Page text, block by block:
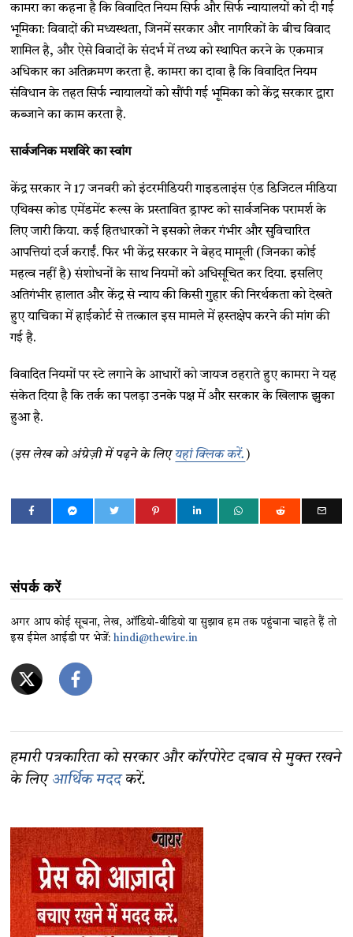
कामरा का कहना है कि विवादित नियम सिर्फ और सिर्फ न्यायालयों को दी गई
भूमिका: विवादों की मध्यस्थता, जिनमें सरकार और नागरिकों के बीच विवाद
शामिल है, और ऐसे विवादों के संदर्भ में तथ्य को स्थापित करने के एकमात्र
अधिकार का अतिक्रमण करता है. कामरा का दावा है कि विवादित नियम
संविधान के तहत सिर्फ न्यायालयों को सौंपी गई भूमिका को केंद्र सरकार द्वारा
कब्जाने का काम करता है.
सार्वजनिक मशविरे का स्वांग
केंद्र सरकार ने 17 जनवरी को इंटरमीडियरी गाइडलाइंस एंड डिजिटल मीडिया
एथिक्स कोड एमेंडमेंट रूल्स के प्रस्तावित ड्राफ्ट को सार्वजनिक परामर्श के
लिए जारी किया. कई हितधारकों ने इसको लेकर गंभीर और सुविचारित
आपत्तियां दर्ज कराईं. फिर भी केंद्र सरकार ने बेहद मामूली (जिनका कोई
महत्व नहीं है) संशोधनों के साथ नियमों को अधिसूचित कर दिया. इसलिए
अतिगंभीर हालात और केंद्र से न्याय की किसी गुहार की निरर्थकता को देखते
हुए याचिका में हाईकोर्ट से तत्काल इस मामले में हस्तक्षेप करने की मांग की
गई है.
विवादित नियमों पर स्टे लगाने के आधारों को जायज ठहराते हुए कामरा ने यह
संकेत दिया है कि तर्क का पलड़ा उनके पक्ष में और सरकार के खिलाफ झुका
हुआ है.
(इस लेख को अंग्रेज़ी में पढ़ने के लिएयहां क्लिक करें. )
संपर्क करें
अगर आप कोई सूचना, लेख, ऑडियो-वीडियो या सुझाव हम तक पहुंचाना चाहते हैं तो
इस ईमेल आईडी पर भेजें:hindi@thewire.in
हमारी पत्रकारिता को सरकार और कॉरपोरेट दबाव से मुक्त रखने
के लिए आर्थिक मददकरें.